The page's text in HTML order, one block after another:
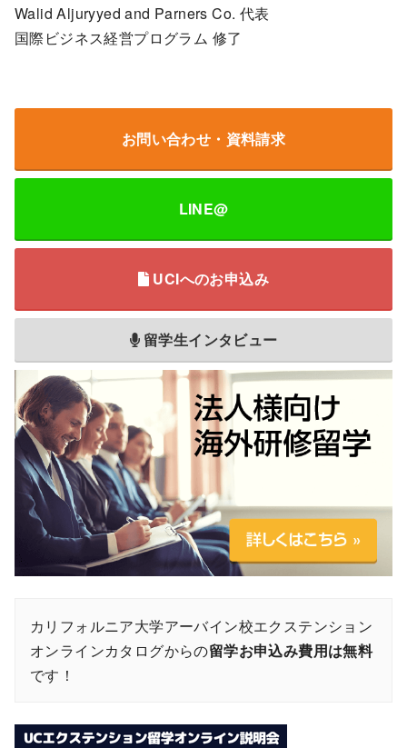
Walid Aljuryyed and Parners Co. 代表
国際ビジネス経営プログラム 修了
お問い合わせ・資料請求
LINE@
UCIへのお申込み
留学生インタビュー
カリフォルニア大学アーバイン校エクステンション
オンラインカタログからの留学お申込み費用は無料
です！